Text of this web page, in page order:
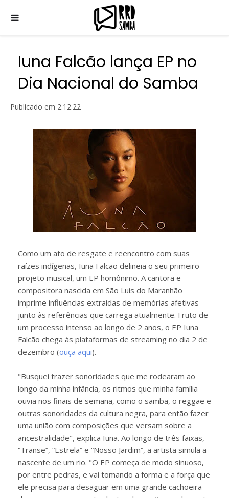
Iuna Falcão lança EP no
Dia Nacional do Samba
Publicado em 2.12.22
Como um ato de resgate e reencontro com suas
raízes indígenas, Iuna Falcão delineia o seu primeiro
projeto musical, um EP homônimo. A cantora e
compositora nascida em São Luís do Maranhão
imprime influências extraídas de memórias afetivas
junto às referências que carrega atualmente. Fruto de
um processo intenso ao longo de 2 anos, o EP Iuna
Falcão chega às plataformas de streaming no dia 2 de
dezembro (ouça aqui).
"Busquei trazer sonoridades que me rodearam ao
longo da minha infância, os ritmos que minha família
ouvia nos finais de semana, como o samba, o reggae e
outras sonoridades da cultura negra, para então fazer
uma união com composições que versam sobre a
ancestralidade", explica Iuna. Ao longo de três faixas,
“Transe”, “Estrela” e “Nosso Jardim”, a artista simula a
nascente de um rio. "O EP começa de modo sinuoso,
por entre pedras, e vai tomando a forma e a força que
ele precisa para desaguar em uma grande cachoeira